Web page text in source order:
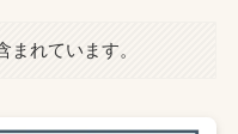
れています。